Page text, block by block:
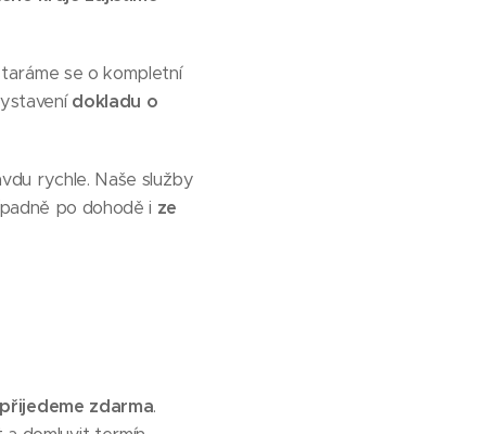
se o kompletní
dokladu o
rychle. Naše služby
po dohodě i ze
přijedeme zdarma.